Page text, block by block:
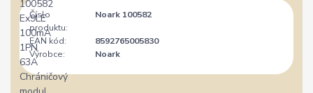
Číslo
produktu:
Noark 100582
EAN kód:
8592765005830
Výrobce:
Noark